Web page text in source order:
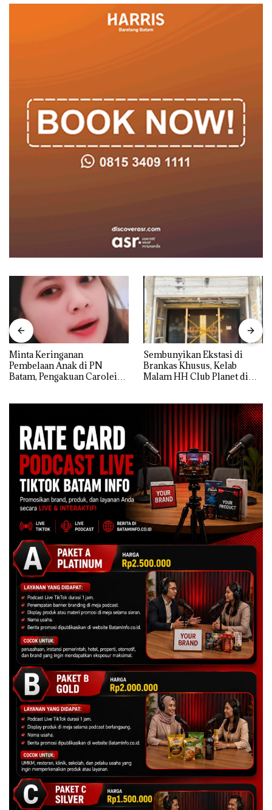
Minta Keringanan
Pembelaan Anak di PN
Batam, Pengakuan Carolein
Sembunyikan Ekstasi di
Brankas Khusus, Kelab
Malam HH Club Planet di